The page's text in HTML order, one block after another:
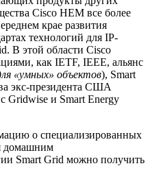
Cisco HEM все более
крае развития
технологий для IP-
В этой области Cisco
как IETF, IEEE, альянс
«умных» объектов), Smart
экс-президента США
Gridwise и Smart Energy
о специализированных
домашним
Smart Grid можно получить